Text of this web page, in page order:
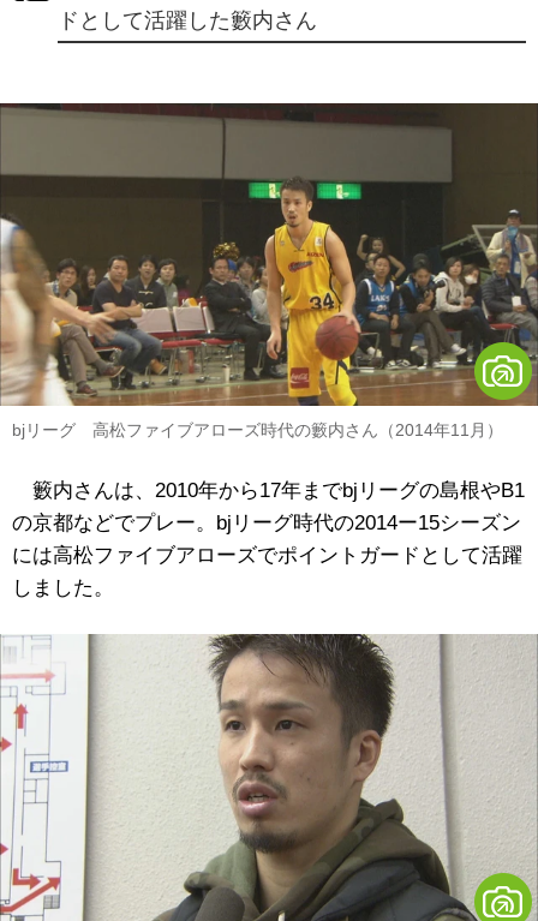
ドとして活躍した籔内さん
bjリーグ 高松ファイブアローズ時代の籔内さん（2014年11月）
籔内さんは、2010年から17年までbjリーグの島根やB1
の京都などでプレー。bjリーグ時代の2014ー15シーズン
には高松ファイブアローズでポイントガードとして活躍
しました。